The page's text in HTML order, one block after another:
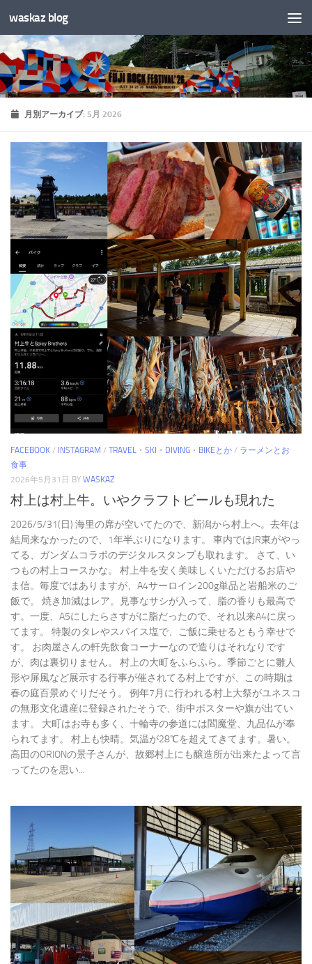
コンテンツへスキップ
waskaz blog
月別アーカイブ: 5月 2026
FACEBOOK / INSTAGRAM / TRAVEL・SKI・DIVING・BIKEとか / ラーメンとお
食事
2026年5月31日 BY WASKAZ
村上は村上牛。いやクラフトビールも現れた
2026/5/31(日) 海里の席が空いてたので、新潟から村上へ。去年は
結局来なかったので、1年半ぶりになります。 車内ではJR東がやっ
てる、ガンダムコラボのデジタルスタンプも取れます。 さて、い
つもの村上コースかな。 村上牛を安く美味しくいただけるお店や
ま信。毎度ではありますが、A4サーロイン200g単品と岩船米のご
飯で。 焼き加減はレア。見事なサシが入って、脂の香りも最高で
す。一度、A5にしたらさすがに脂だったので、それ以来A4に戻っ
てます。 特製のタレやスパイス塩で、ご飯に乗せるともう幸せで
す。 お肉屋さんの軒先飲食コーナーなので造りはそれなりです
が、肉は裏切りません。 村上の大町をふらふら。季節ごとに雛人
形や屏風など展示する行事が催されてる村上ですが、この時期は
春の庭百景めぐりだそう。 例年7月に行われる村上大祭がユネスコ
の無形文化遺産に登録されたそうで、街中ポスターや旗が出てい
ます。 大町はお寺も多く、十輪寺の参道には閻魔堂、九品仏が奉
られてます。 村上も快晴。気温が28℃を超えてきてます。暑い。
高田のORIONの景子さんが、故郷村上にも醸造所が出来たよって言
ってたのを思い...